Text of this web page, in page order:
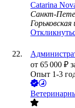
Catarina
Санкт-
Горьковская
от 65 000 ₽
Опыт 1-3